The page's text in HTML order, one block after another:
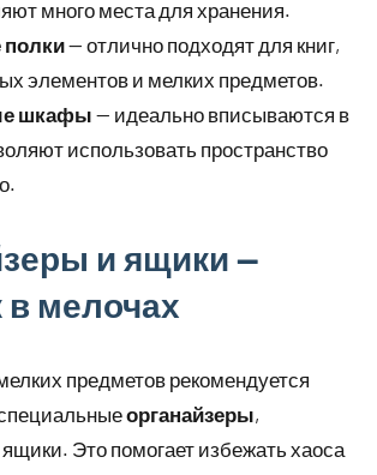
много места для хранения.
полки— отлично подходят для книг,
элементов и мелких предметов.
шкафы — идеально вписываются в
использовать пространство
и ящики —
в мелочах
предметов рекомендуется
органайзеры,
Это помогает избежать хаоса